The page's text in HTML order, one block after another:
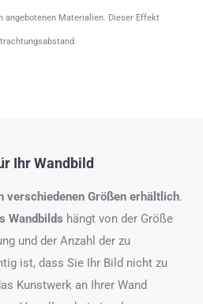
angebotenen Materialien. Dieser Effekt
Ihr Wandbild
verschiedenen Größen erhältlich.
Wandbilds hängt von der Größe
und der Anzahl der zu
ist, dass Sie Ihr Bild nicht zu
Kunstwerk an Ihrer Wand